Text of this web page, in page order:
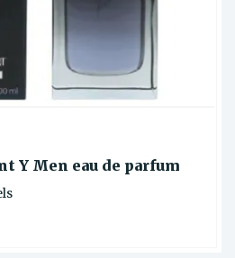
Y Men eau de parfum